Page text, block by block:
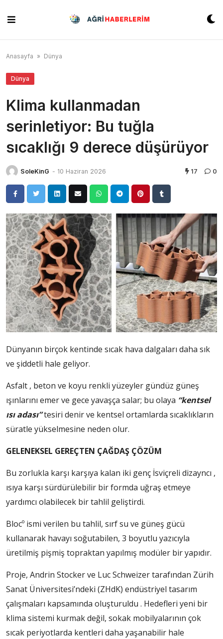
content
Anasayfa » Dünya
Dünya
Klima kullanmadan
serinletiyor: Bu tuğla
sıcaklığı 9 derece düşürüyor
SoleKinG - 10 Haziran 2026 17 0
Dünyanın birçok kentinde sıcak hava dalgaları daha sık
ve şiddetli hale geliyor.
Asfalt , beton ve koyu renkli yüzeyler gündüz güneş
ışınlarını emer ve gece yavaşça salar; bu olaya “kentsel
ısı adası”tesiri denir ve kentsel ortamlarda sıcaklıkların
süratle yükselmesine neden olur.
GELENEKSEL GEREÇTEN ÇAĞDAŞ ÇÖZÜM
Bu zorlukla karşı karşıya kalan iki genç İsviçreli dizayncı ,
ısıya karşı sürdürülebilir bir formda uğraş etmeye
yardımcı olabilecek bir tahlil geliştirdi.
Blocº ismi verilen bu tahlil, sırf su ve güneş gücü
kullanarak havayı soğutabilen, 3 boyutlu yazıcıyla
üretilmiş pişmiş topraktan yapılmış modüler bir yapıdır.
Proje, Andrin Stocker ve Luc Schweizer tarafından Zürih
Sanat Üniversitesi’ndeki (ZHdK) endüstriyel tasarım
çalışmaları kapsamında oluşturuldu . Hedefleri yeni bir
klima sistemi kurmak değil, sokak mobilyalarının çok
sıcak periyotlarda kentleri daha yaşanabilir hale